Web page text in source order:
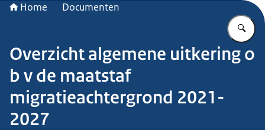
Home Documenten
Overzicht algemene uitkering o
b v de maatstaf
migratieachtergrond 2021-
2027